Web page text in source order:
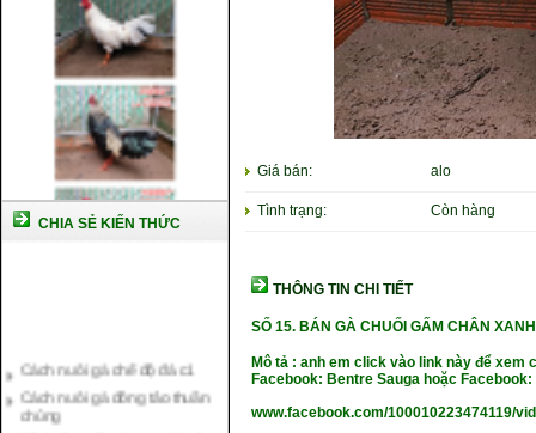
CHIA SẺ KIẾN THỨC
Cách nuôi gà đông tảo thuần
chủng
Kỹ thuật nuôi gà con mới nở
Giá bán: alo
Tình trạng: Còn hàng
THÔNG TIN CHI TIẾT
SỐ 15.BÁN GÀ CHUỐI GẤM CHÂN
Mô tả : anh em click vào link này để
Facebook: Bentre Sauga hoặc Facebook:
www.facebook.com/100010223474119/